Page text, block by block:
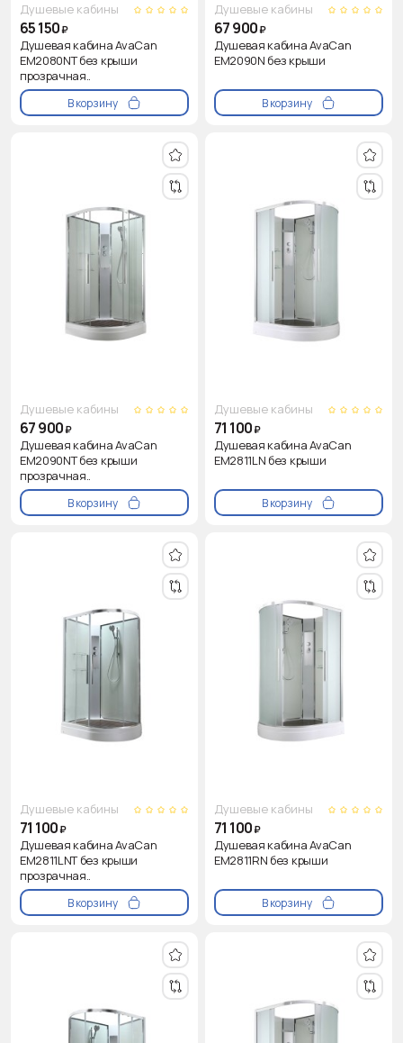
Душевые кабины
65 150₽
Душевая кабина AvaCan
EM2080NT без крыши
прозрачная..
В корзину
Душевые кабины
67 900₽
Душевая кабина AvaCan
EM2090N без крыши
В корзину
Душевые кабины
67 900₽
Душевая кабина AvaCan
EM2090NT без крыши
прозрачная..
В корзину
Душевые кабины
71 100₽
Душевая кабина AvaCan
EM2811LN без крыши
В корзину
Душевые кабины
71 100₽
Душевая кабина AvaCan
EM2811LNT без крыши
прозрачная..
В корзину
Душевые кабины
71 100₽
Душевая кабина AvaCan
EM2811RN без крыши
В корзину